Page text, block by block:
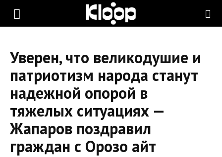
KLOOP.KG
Новости
Кыргызстана
Уверен, что великодушие и
патриотизм народа станут
надежной опорой в
тяжелых ситуациях —
Жапаров поздравил
граждан с Орозо айт